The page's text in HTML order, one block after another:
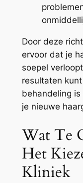
Door deze
ervoor dat je
soepel
resultaten
behandeling
je nieuwe
Wat Te
Het
Kliniek